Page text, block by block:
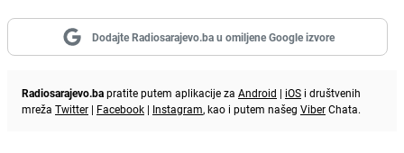
Dodajte Radiosarajevo.ba u omiljene Google izvore
Radiosarajevo.bapratite putem aplikacije za Android | iOS i društvenih
mreža Twitter | Facebook | Instagram, kao i putem našeg ViberChata.